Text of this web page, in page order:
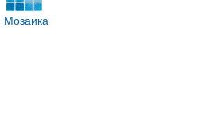
Мозаика